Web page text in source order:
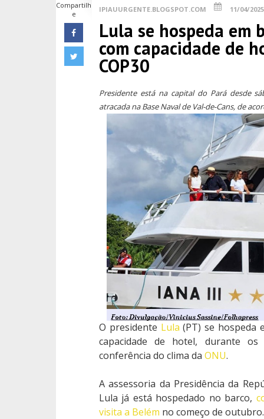
Compartilh
e
IPIAUURGENTE.BLOGSPOT.COM 11/04/
Lula se hospeda em
com capacidade de
COP30
Presidente está na capital do Pará desde
atracada na Base Naval de Val-de-Cans, de
O presidente Lula (PT) se hospeda
capacidade de hotel, durante
conferência do clima da ONU.
A assessoria da Presidência da
Lula já está hospedado no barco,
visita a Belém no começo de outubro.